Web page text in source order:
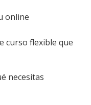
online
curso flexible que
necesitas